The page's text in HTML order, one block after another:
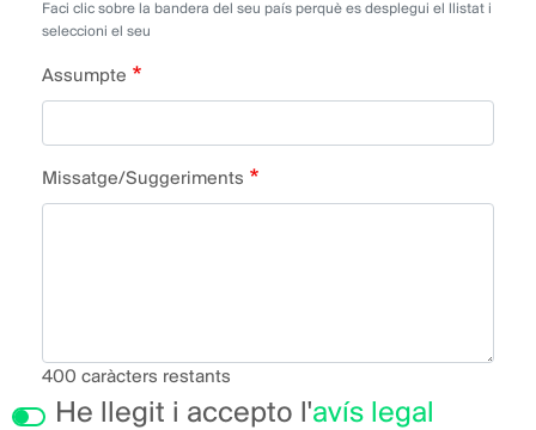
Faci clic sobre la bandera del seu país perquè es desplegui el llistat i
seleccioni el seu
Assumpte
Missatge/Suggeriments
400 caràcters restants
He llegit i accepto l'avís legal